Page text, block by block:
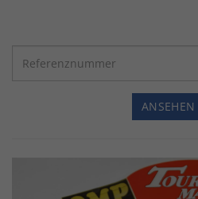
ANSEHEN